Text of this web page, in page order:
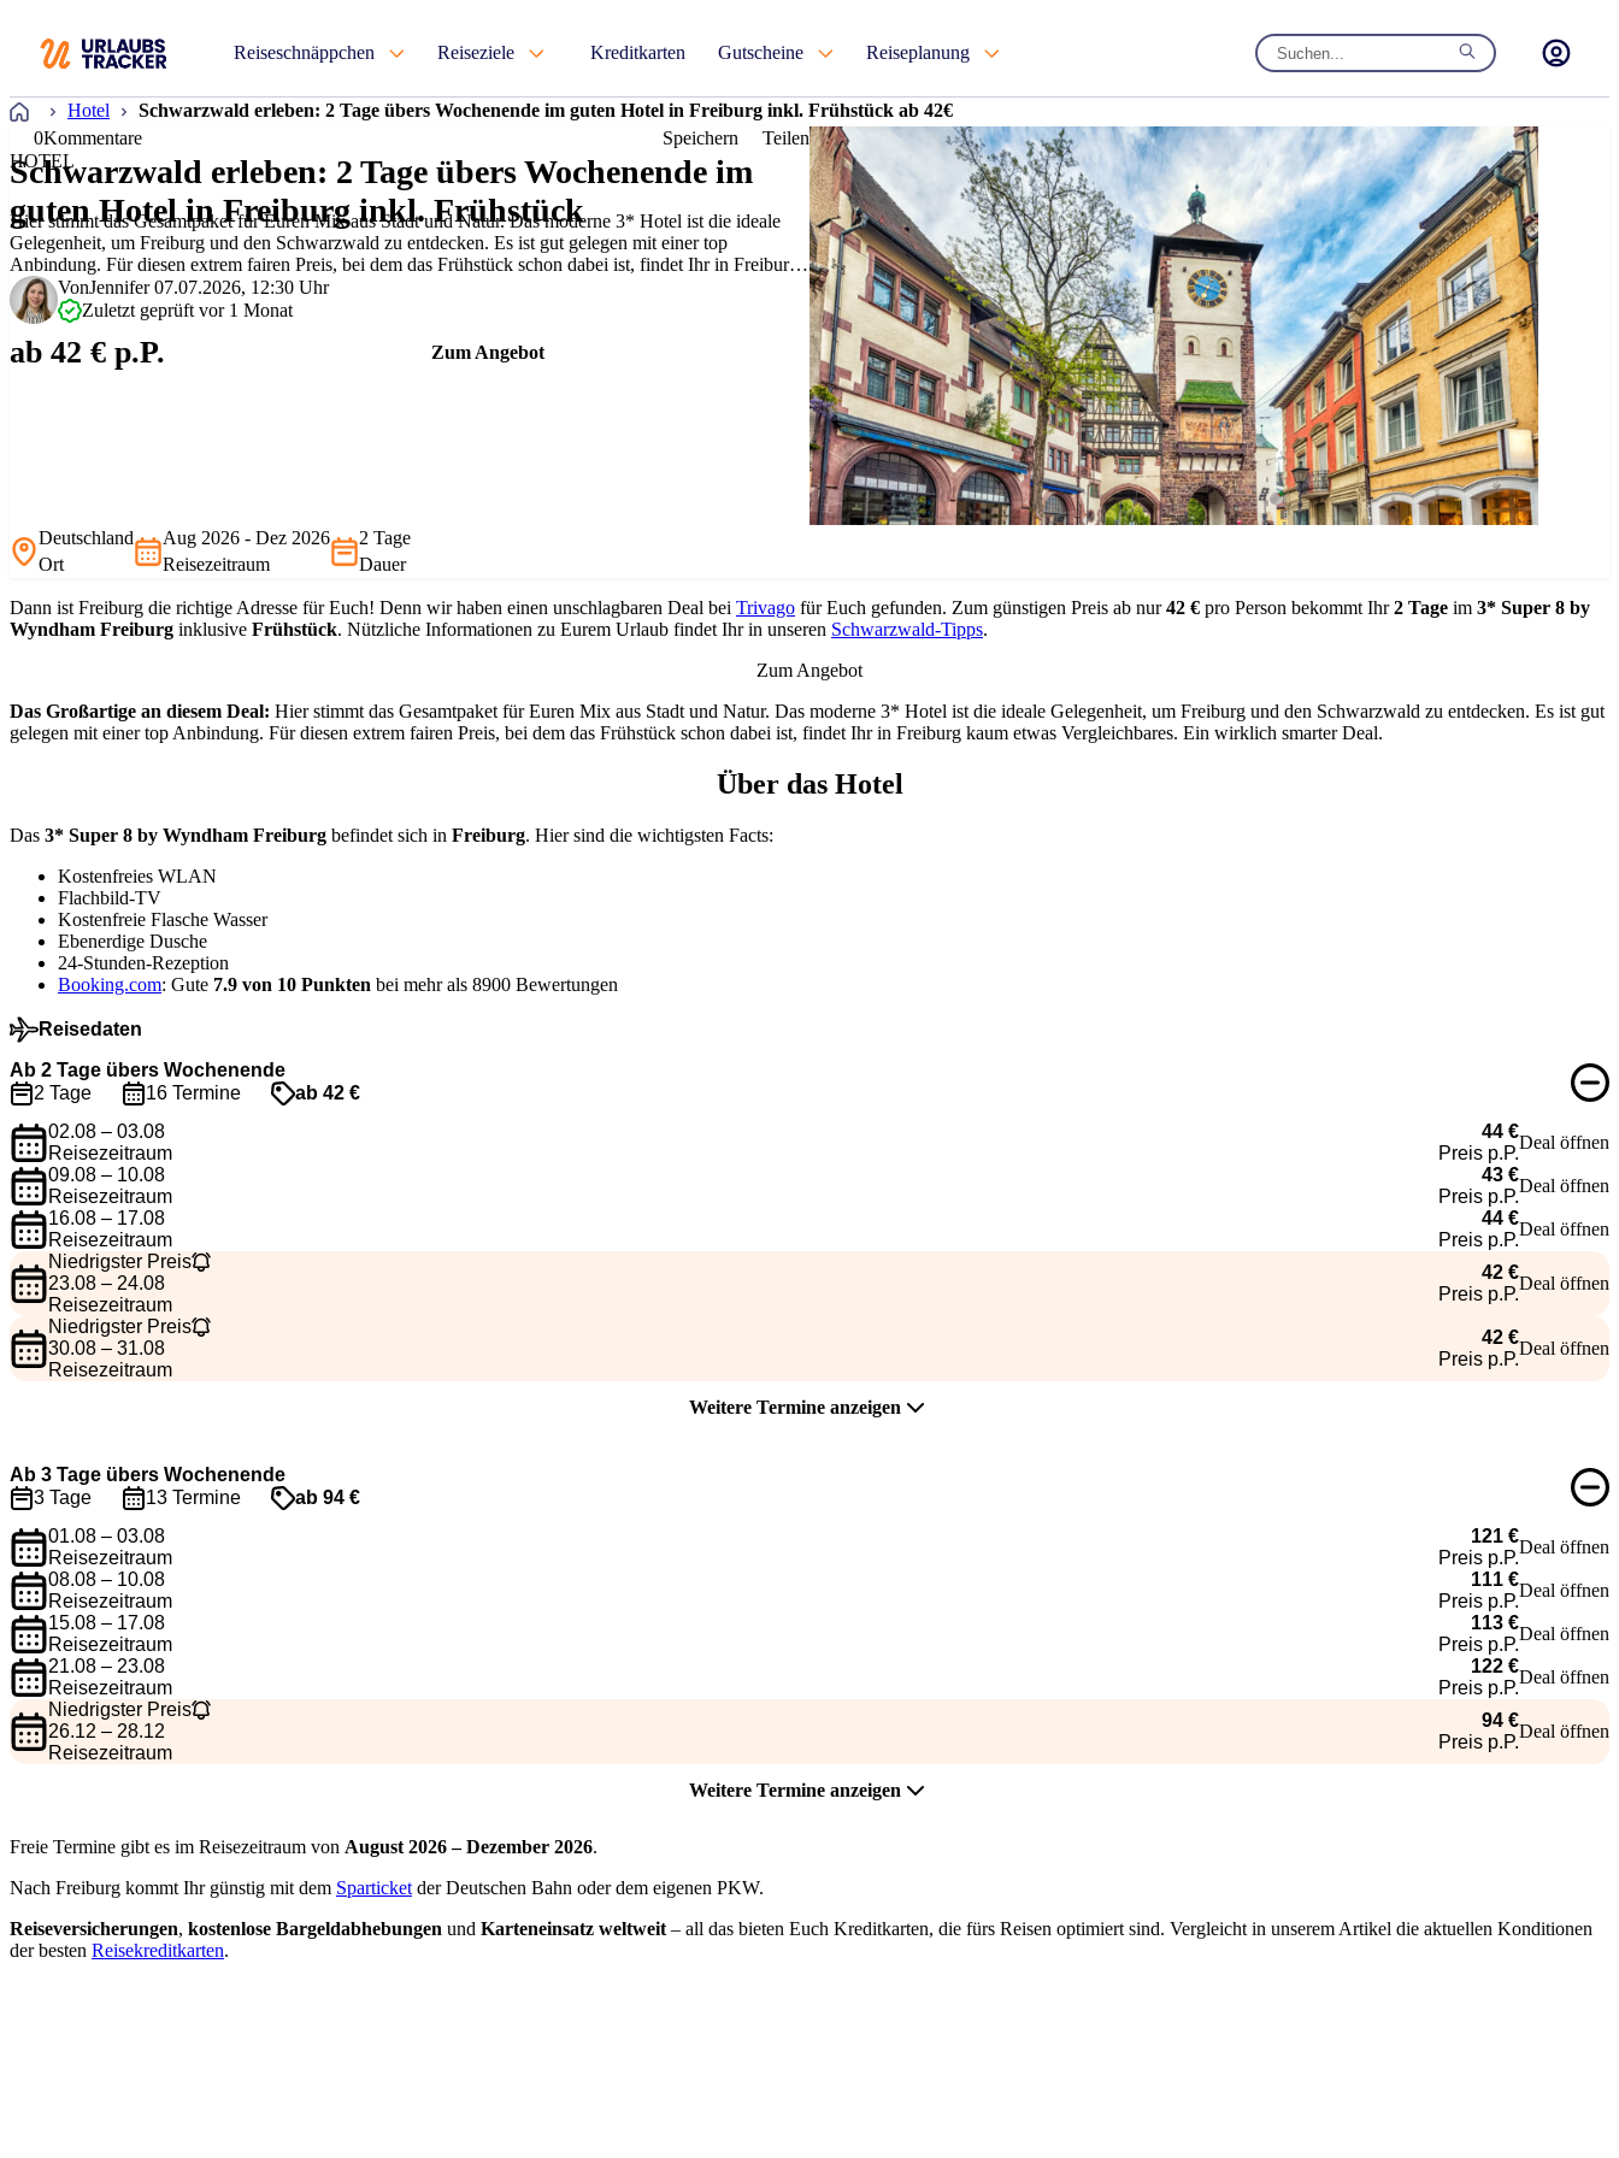
Reiseschnäppchen Reiseziele Kreditkarten Gutscheine Reiseplanung
Startseite
Hotel
Schwarzwald erleben: 2 Tage übers Wochenende im guten Hotel in Freiburg inkl. Frühstück ab 42€
0Kommentare Speichern
Teilen
HOTEL
Schwarzwald erleben: 2 Tage übers Wochenende im
guten Hotel in Freiburg inkl. Frühstück
Hier stimmt das Gesamtpaket für Euren Mix aus Stadt und Natur. Das moderne 3* Hotel ist die ideale
Gelegenheit, um Freiburg und den Schwarzwald zu entdecken. Es ist gut gelegen mit einer top
Anbindung. Für diesen extrem fairen Preis, bei dem das Frühstück schon dabei ist, findet Ihr in Freiburg
kaum etwas Vergleichbares. Ei…
VonJennifer 07.07.2026, 12:30 Uhr
Zuletzt geprüft vor 1 Monat
ab 42 € p.P. Zum Angebot
Deutschland
Ort
Aug 2026 - Dez 2026
Reisezeitraum
2 Tage
Dauer
Dann ist Freiburg die richtige Adresse für Euch! Denn wir haben einen unschlagbaren Deal bei Trivago für Euch gefunden. Zum günstigen Preis ab nur42 € pro Person bekommt Ihr2 Tage im 3* Super 8 by
Wyndham Freiburg inklusive Frühstück. Nützliche Informationen zu Eurem Urlaub findet Ihr in unseren Schwarzwald-Tipps.
Zum Angebot
Das Großartige an diesem Deal: Hier stimmt das Gesamtpaket für Euren Mix aus Stadt und Natur. Das moderne 3* Hotel ist die ideale Gelegenheit, um Freiburg und den Schwarzwald zu entdecken. Es ist gut
gelegen mit einer top Anbindung. Für diesen extrem fairen Preis, bei dem das Frühstück schon dabei ist, findet Ihr in Freiburg kaum etwas Vergleichbares. Ein wirklich smarter Deal.
Über das Hotel
Das 3* Super 8 by Wyndham Freiburg befindet sich in Freiburg. Hier sind die wichtigsten Facts:
Kostenfreies WLAN
Flachbild-TV
Kostenfreie Flasche Wasser
Ebenerdige Dusche
24-Stunden-Rezeption
Booking.com: Gute 7.9 von 10 Punkten bei mehr als 8900 Bewertungen
Reisedaten
Ab 2 Tage übers Wochenende
2 Tage
16 Termine
ab 42 €
02.08 – 03.08
Reisezeitraum
44 €
Preis p.P.
Deal öffnen
09.08 – 10.08
Reisezeitraum
43 €
Preis p.P.
Deal öffnen
16.08 – 17.08
Reisezeitraum
44 €
Preis p.P.
Deal öffnen
Niedrigster Preis
23.08 – 24.08
Reisezeitraum
42 €
Preis p.P.
Deal öffnen
Niedrigster Preis
30.08 – 31.08
Reisezeitraum
42 €
Preis p.P.
Deal öffnen
Weitere Termine anzeigen
Ab 3 Tage übers Wochenende
3 Tage
13 Termine
ab 94 €
01.08 – 03.08
Reisezeitraum
121 €
Preis p.P.
Deal öffnen
08.08 – 10.08
Reisezeitraum
111 €
Preis p.P.
Deal öffnen
15.08 – 17.08
Reisezeitraum
113 €
Preis p.P.
Deal öffnen
21.08 – 23.08
Reisezeitraum
122 €
Preis p.P.
Deal öffnen
Niedrigster Preis
26.12 – 28.12
Reisezeitraum
94 €
Preis p.P.
Deal öffnen
Weitere Termine anzeigen
Freie Termine gibt es im Reisezeitraum von August 2026 – Dezember 2026.
Nach Freiburg kommt Ihr günstig mit dem Sparticket der Deutschen Bahn oder dem eigenen PKW.
Reiseversicherungen, kostenlose Bargeldabhebungen und Karteneinsatz weltweit – all das bieten Euch Kreditkarten, die fürs Reisen optimiert sind. Vergleicht in unserem Artikel die aktuellen Konditionen
der besten Reisekreditkarten.